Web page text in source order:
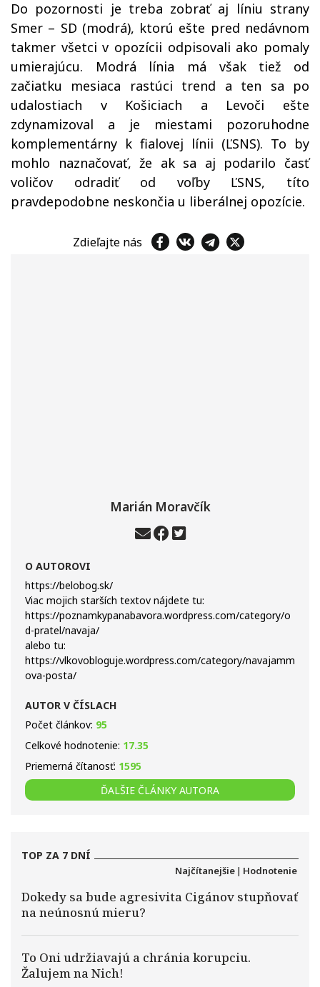
Do pozornosti je treba zobrať aj líniu strany
Smer – SD (modrá), ktorú ešte pred nedávnom
takmer všetci v opozícii odpisovali ako pomaly
umierajúcu. Modrá línia má však tiež od
začiatku mesiaca rastúci trend a ten sa po
udalostiach v Košiciach a Levoči ešte
zdynamizoval a je miestami pozoruhodne
komplementárny k fialovej línii (ĽSNS). To by
mohlo naznačovať, že ak sa aj podarilo časť
voličov odradiť od voľby ĽSNS, títo
pravdepodobne neskončia u liberálnej opozície.
Zdieľajte nás
Marián Moravčík
O AUTOROVI
https://belobog.sk/
Viac mojich starších textov nájdete tu:
https://poznamkypanabavora.wordpress.com/category/o
d-pratel/navaja/
alebo tu:
https://vlkovobloguje.wordpress.com/category/navajamm
ova-posta/
AUTOR V ČÍSLACH
Počet článkov: 95
Celkové hodnotenie: 17.35
Priemerná čítanosť: 1595
ĎALŠIE ČLÁNKY AUTORA
TOP ZA 7 DNÍ
Najčítanejšie | Hodnotenie
Dokedy sa bude agresivita Cigánov stupňovať
na neúnosnú mieru?
To Oni udržiavajú a chránia korupciu.
Žalujem na Nich!